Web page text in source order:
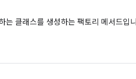
클래스를 생성하는 팩토리 메서드입